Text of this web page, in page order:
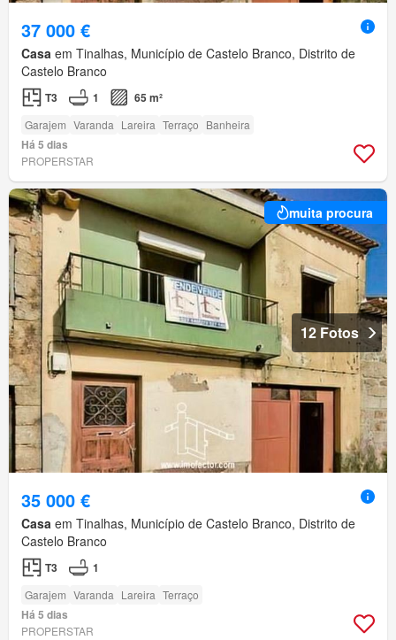
37 000 €
Casa em Tinalhas, Município de Castelo Branco, Distrito de
Castelo Branco
T3 1 65 m²
Garajem Varanda Lareira Terraço Banheira
Há 5 dias
PROPERSTAR
muita procura
12 Fotos
35 000 €
Casa em Tinalhas, Município de Castelo Branco, Distrito de
Castelo Branco
T3 1
Garajem Varanda Lareira Terraço
Há 5 dias
PROPERSTAR